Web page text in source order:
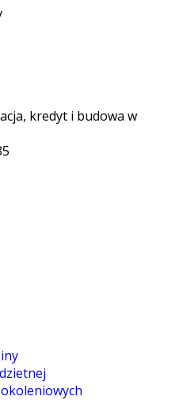
kredyt i budowa w